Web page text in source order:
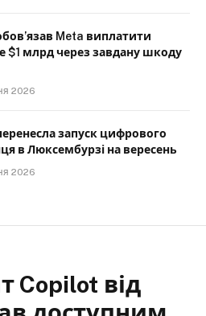
Meta виплатити
$1 млрд через завдану шкоду
2026
запуск цифрового
в Люксембурзі на вересень
2026
Copilot від